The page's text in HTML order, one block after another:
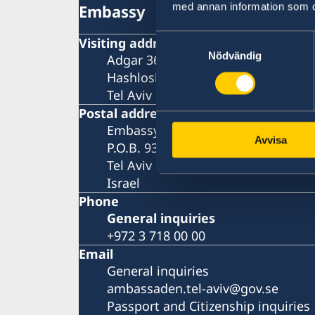
med annan information som
Samtyckesval
Nödvändig
Avvisa
Embassy
Visiting address
Adgar 360, 24 tr.
Hashlosha Street 2
Tel Aviv
Postal address
Embassy of Sweden
P.O.B. 9393
Tel Aviv 6109301
Israel
Phone
General inquiries
+972 3 718 00 00
Email
General inquiries
ambassaden.tel-aviv@gov.se
Passport and Citizenship inquiries